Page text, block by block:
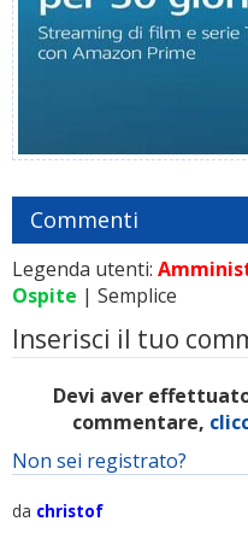
Commenti
Legenda utenti:
Ospite | Semplice
Inserisci il tuo
Devi aver
commentare,
Non sei registrato?
da christof